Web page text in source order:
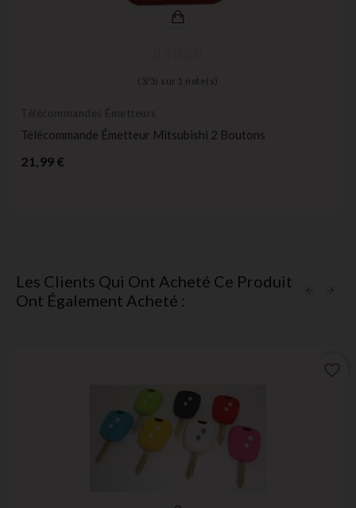
( 3/ 5) sur 1 note(s)
Télécommandes Émetteurs
Télécommande Émetteur Mitsubishi 2 Boutons
21,99 €
Les Clients Qui Ont Acheté Ce Produit
Ont Également Acheté :